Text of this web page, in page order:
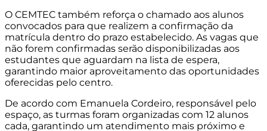
O CEMTEC também reforça o chamado aos alunos
convocados para que realizem a confirmação da
matrícula dentro do prazo estabelecido. As vagas que
não forem confirmadas serão disponibilizadas aos
estudantes que aguardam na lista de espera,
garantindo maior aproveitamento das oportunidades
oferecidas pelo centro.
De acordo com Emanuela Cordeiro, responsável pelo
espaço, as turmas foram organizadas com 12 alunos
cada, garantindo um atendimento mais próximo e